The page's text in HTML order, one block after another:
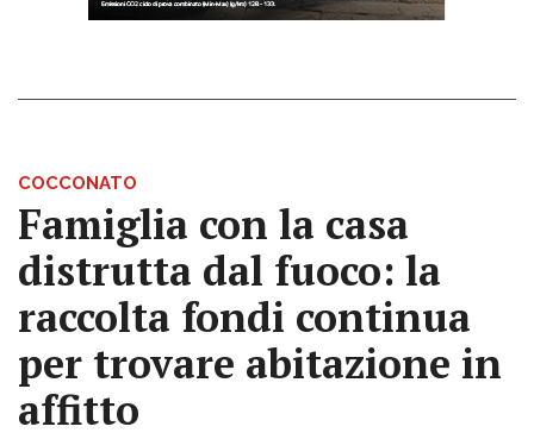
COCCONATO
Famiglia con la casa
distrutta dal fuoco: la
raccolta fondi continua
per trovare abitazione in
affitto